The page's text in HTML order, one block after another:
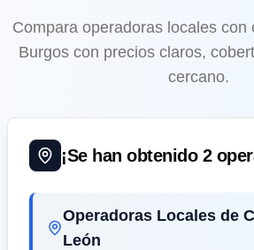
Compara operadoras locales con
Burgos con precios claros,
cercano.
¡Se han obtenido 2
Operadoras Locales de
León